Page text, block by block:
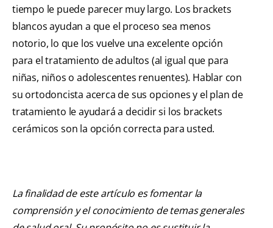
tiempo le puede parecer muy largo. Los brackets
blancos ayudan a que el proceso sea menos
notorio, lo que los vuelve una excelente opción
para el tratamiento de adultos (al igual que para
niñas, niños o adolescentes renuentes). Hablar con
su ortodoncista acerca de sus opciones y el plan de
tratamiento le ayudará a decidir si los brackets
cerámicos son la opción correcta para usted.
La finalidad de este artículo es fomentar la
comprensión y el conocimiento de temas generales